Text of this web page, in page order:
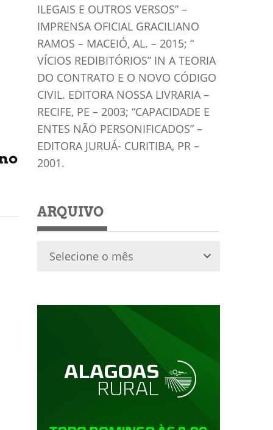
ILEGAIS E OUTROS VERSOS” –
IMPRENSA OFICIAL GRACILIANO
RAMOS – MACEIÓ, AL. – 2015; “
VÍCIOS REDIBITÓRIOS” IN A TEORIA
DO CONTRATO E O NOVO CÓDIGO
CIVIL. EDITORA NOSSA LIVRARIA –
RECIFE, PE – 2003; “CAPACIDADE E
ENTES NÃO PERSONIFICADOS” –
EDITORA JURUÁ- CURITIBA, PR –
2001.
ARQUIVO